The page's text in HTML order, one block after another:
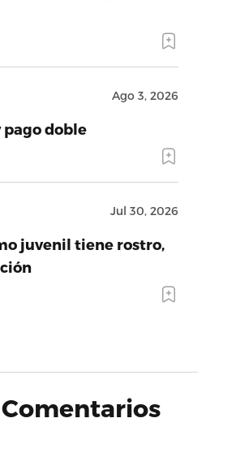
Ago 3, 2026
pago doble
Jul 30, 2026
juvenil tiene rostro,